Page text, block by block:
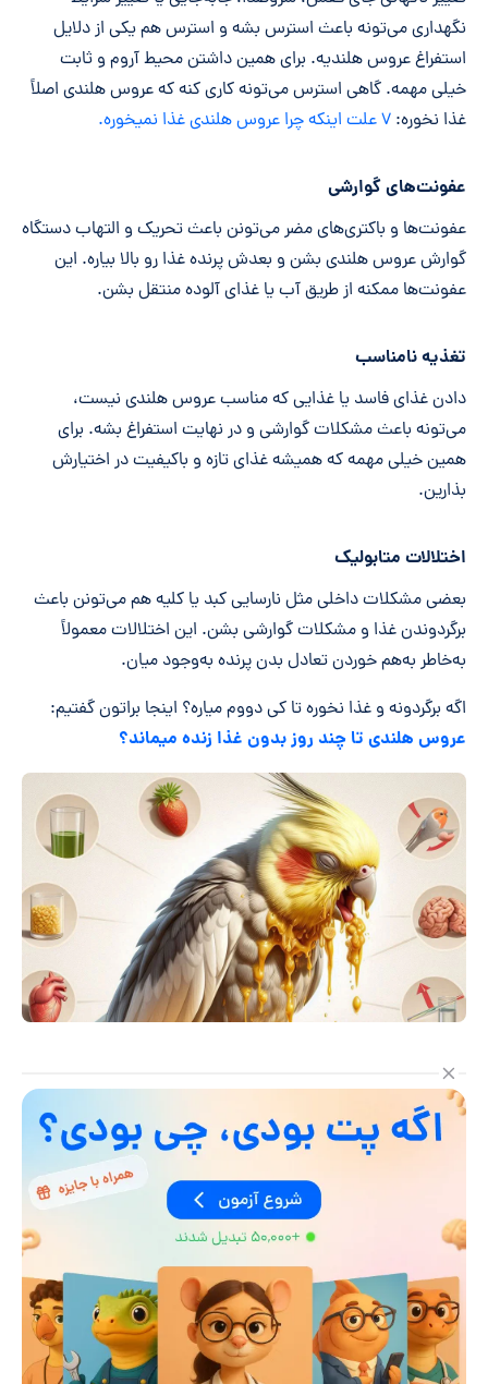
نگهداری می‌تونه باعث استرس بشه و استرس هم یکی از دلایل
استفراغ عروس هلندیه. برای همین داشتن محیط آروم و ثابت
خیلی مهمه. گاهی استرس می‌تونه کاری کنه که عروس هلندی اصلاً
غذا نخوره: ۷ علت اینکه چرا عروس هلندی غذا نمیخوره.
عفونت‌های گوارشی
عفونت‌ها و باکتری‌های مضر می‌تونن باعث تحریک و التهاب دستگاه
گوارش عروس هلندی بشن و بعدش پرنده غذا رو بالا بیاره. این
عفونت‌ها ممکنه از طریق آب یا غذای آلوده منتقل بشن.
تغذیه نامناسب
دادن غذای فاسد یا غذایی که مناسب عروس هلندی نیست،
می‌تونه باعث مشکلات گوارشی و در نهایت استفراغ بشه. برای
همین خیلی مهمه که همیشه غذای تازه و باکیفیت در اختیارش
بذارین.
اختلالات متابولیک
بعضی مشکلات داخلی مثل نارسایی کبد یا کلیه هم می‌تونن باعث
برگردوندن غذا و مشکلات گوارشی بشن. این اختلالات معمولاً
به‌خاطر به‌هم خوردن تعادل بدن پرنده به‌وجود میان.
اگه برگردونه و غذا نخوره تا کی دووم میاره؟ اینجا براتون گفتیم:
عروس هلندی تا چند روز بدون غذا زنده میماند؟